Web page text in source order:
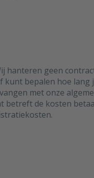
hanteren geen
kunt bepalen hoe lang
met onze
betreft de kosten